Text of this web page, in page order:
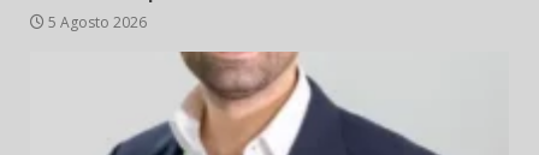
5 Agosto 2026